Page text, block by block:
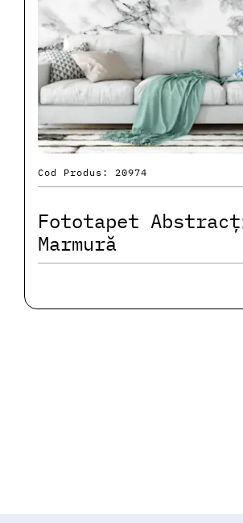
Cod Produs: 20974
Fototapet
Marmură